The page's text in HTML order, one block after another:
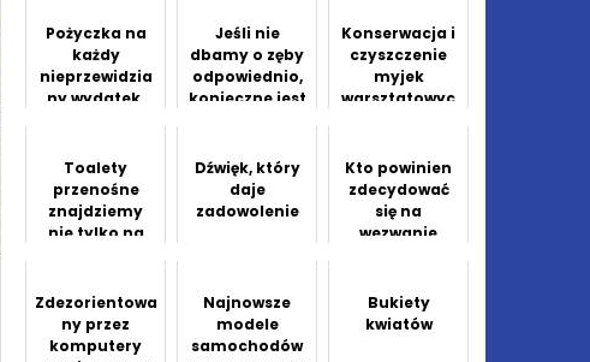
Pożyczka na
każdy
nieprzewidzia
ny wydatek.
Jeśli nie
dbamy o zęby
odpowiednio,
konieczne jest
Konserwacja i
czyszczenie
myjek
warsztatowyc
Toalety
przenośne
znajdziemy
nie tylko na
Dźwięk, który
daje
zadowolenie
Kto powinien
zdecydować
się na
wezwanie
Zdezorientowa
ny przez
komputery
Najnowsze
modele
samochodów
Bukiety
kwiatów